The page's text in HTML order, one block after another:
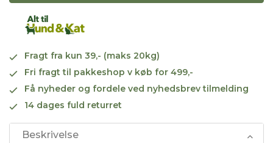
Fragt fra kun 39,- (maks 20kg)
Fri fragt til pakkeshop v køb for 499,-
Få nyheder og fordele ved nyhedsbrev tilmelding
14 dages fuld returret
Beskrivelse